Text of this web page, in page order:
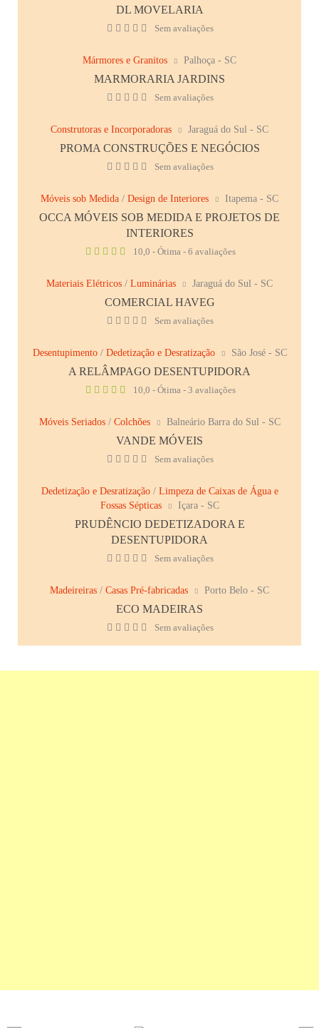
DL MOVELARIA
Sem avaliações
Mármores e Granitos Palhoça - SC
MARMORARIA JARDINS
Sem avaliações
Construtoras e Incorporadoras Jaraguá do Sul - SC
PROMA CONSTRUÇÕES E NEGÓCIOS
Sem avaliações
Móveis sob Medida / Design de Interiores Itapema - SC
OCCA MÓVEIS SOB MEDIDA E PROJETOS DE
INTERIORES
10,0 - Ótima - 6 avaliações
Materiais Elétricos / Luminárias Jaraguá do Sul - SC
COMERCIAL HAVEG
Sem avaliações
Desentupimento/ Dedetização e Desratização São José - SC
A RELÂMPAGO DESENTUPIDORA
10,0 - Ótima - 3 avaliações
Móveis Seriados/ Colchões Balneário Barra do Sul - SC
VANDE MÓVEIS
Sem avaliações
Dedetização e Desratização/ Limpeza de Caixas de Água e
Fossas Sépticas
Içara - SC
PRUDÊNCIO DEDETIZADORA E
DESENTUPIDORA
Sem avaliações
Madeireiras / Casas Pré-fabricadas Porto Belo - SC
ECO MADEIRAS
Sem avaliações